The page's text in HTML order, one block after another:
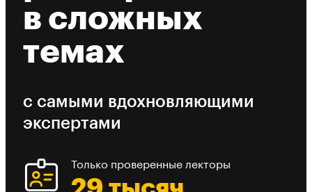
в сложных
темах
с самыми вдохновляющими
экспертами
Только проверенные лекторы